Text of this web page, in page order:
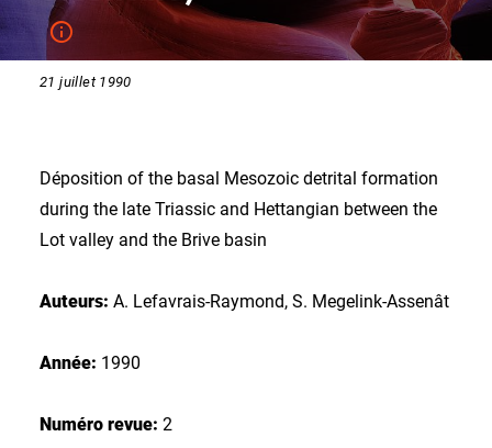
21 juillet 1990
Déposition of the basal Mesozoic detrital formation
during the late Triassic and Hettangian between the
Lot valley and the Brive basin
Auteurs: A. Lefavrais-Raymond, S. Megelink-Assenât
Année: 1990
Numéro revue: 2